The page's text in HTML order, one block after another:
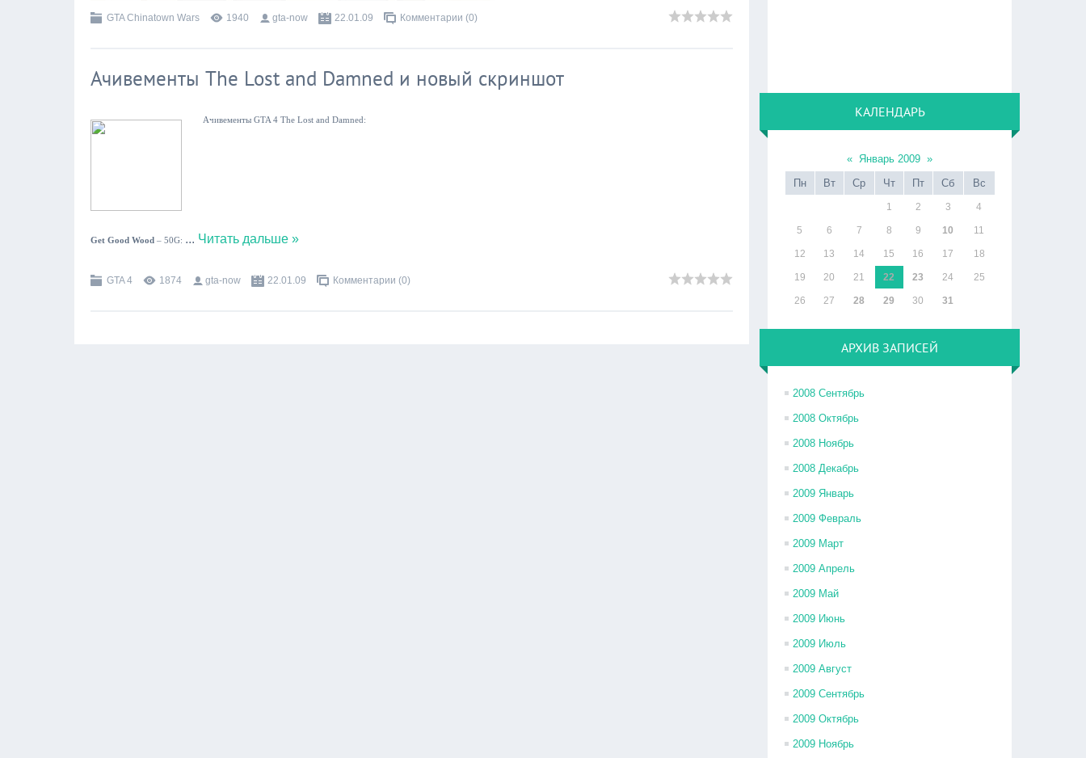
GTA Chinatown Wars 1940 gta-now 22.01.09 Комментарии (0)
Ачивементы The Lost and Damned и новый скриншот
Ачивементы GTA 4 The Lost and Damned:
Get Good Wood – 50G: ... Читать дальше »
GTA 4 1874 gta-now 22.01.09 Комментарии (0)
КАЛЕНДАРЬ
« Январь 2009 »
Пн
Вт Ср Чт Пт Сб Вс
1 2 3 4
5 6 7 8 9 10 11
12 13 14 15 16 17 18
19 20 21 22 23 24 25
26 27 28 29 30 31
АРХИВ ЗАПИСЕЙ
2008 Сентябрь
2008 Октябрь
2008 Ноябрь
2008 Декабрь
2009 Январь
2009 Февраль
2009 Март
2009 Апрель
2009 Май
2009 Июнь
2009 Июль
2009 Август
2009 Сентябрь
2009 Октябрь
2009 Ноябрь